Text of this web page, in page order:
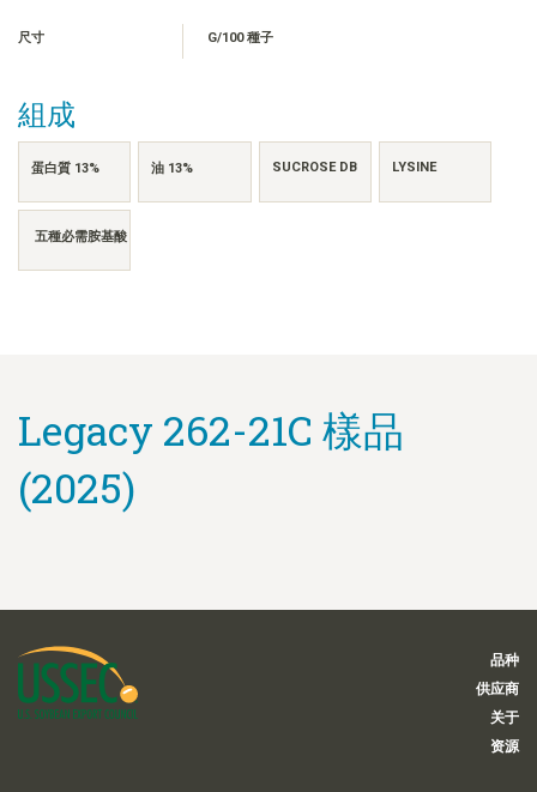
尺寸 G/100 種子
組成
蛋白質 13% 油 13% SUCROSE DB LYSINE
五種必需胺基酸
Legacy 262-21C 樣品
(2025)
品种
供应商
关于
资源